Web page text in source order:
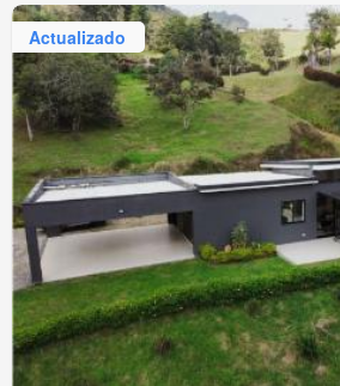
Actualizado